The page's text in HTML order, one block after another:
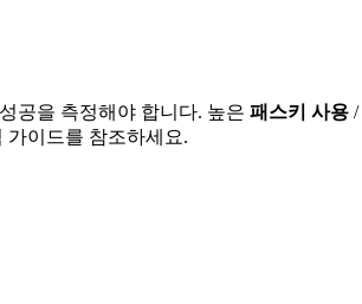
공을 측정해야 합니다. 높은 패스키 사용 /
가이드를 참조하세요.